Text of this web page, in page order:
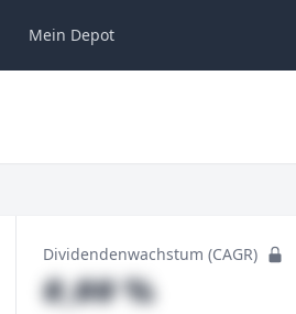
Mein Depot
Dividendenwachstum (CAGR)
#,## %